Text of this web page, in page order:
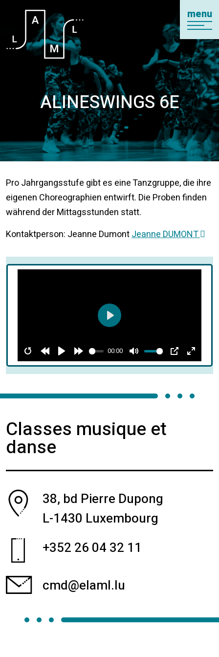
menu
ALINESWINGS 6E
Pro Jahrgangsstufe gibt es eine Tanzgruppe, die ihre
eigenen Choreographien entwirft. Die Proben finden
während der Mittagsstunden statt.
Kontaktperson: Jeanne DumontJeanne DUMONT
RestartRewind
10s
PlayForward
10s
00:00
Mute PIP Enter
Play
Classes musique et
danse
38, bd Pierre Dupong
L-1430 Luxembourg
+352 26 04 32 11
cmd@elaml.lu